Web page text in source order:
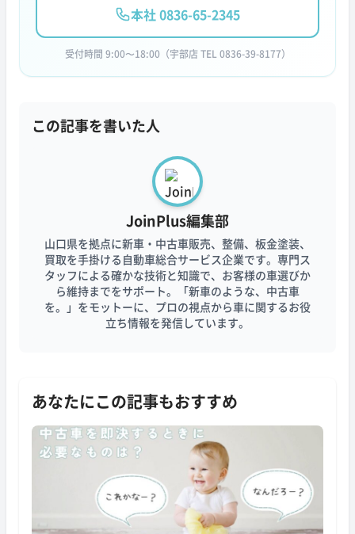
本社 0836-65-2345
受付時間 9:00〜18:00（宇部店 TEL 0836-39-8177）
この記事を書いた人
JoinPlus編集部
山口県を拠点に新車・中古車販売、整備、板金塗装、
買取を手掛ける自動車総合サービス企業です。専門ス
タッフによる確かな技術と知識で、お客様の車選びか
ら維持までをサポート。「新車のような、中古車
を。」をモットーに、プロの視点から車に関するお役
立ち情報を発信しています。
あなたにこの記事もおすすめ